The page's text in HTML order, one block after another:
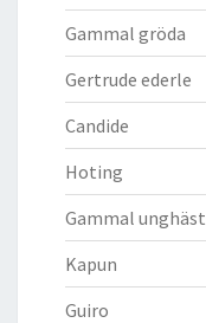
Gammal gröda
Gertrude ederle
Candide
Hoting
Gammal unghäst
Kapun
Guiro